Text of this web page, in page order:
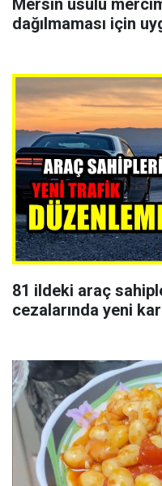
dağılmaması için
81 ildeki araç
cezalarında yeni